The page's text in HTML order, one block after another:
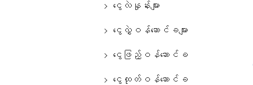
ငွေလဲနှုန်းများ
ငွေလွှဲဝန်ဆောင်ခများ
ငွေဖြည့်ဝန်ဆောင်ခ
ငွေထုတ်ဝန်ဆောင်ခ